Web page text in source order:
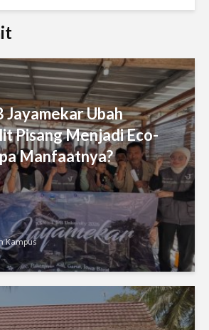
Jayamekar Ubah
Pisang Menjadi Eco-
Manfaatnya?
Kampus